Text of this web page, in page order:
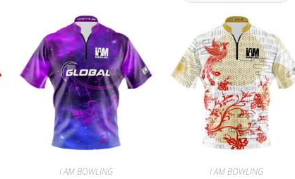
I AM BOWLING I AM BOWLING